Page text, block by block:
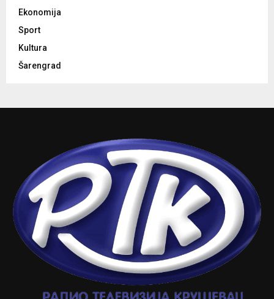
Ekonomija
Sport
Kultura
Šarengrad